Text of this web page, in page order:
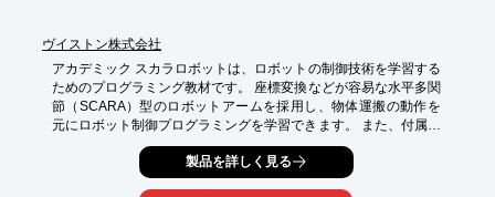
ヴイストン株式会社
アカデミック スカラロボットは、ロボットの制御技術を学習する
ためのプログラミング教材です。 座標変換などが容易な水平多関
節（SCARA）型のロボットアームを採用し、物体運搬の動作を
元にロボット制御プログラミングを学習できます。 また、付属の
ペンホルダに組み替えてボールペン等を装着でき、図形描画のプ
ログラミングも学習可能です。 本体は組み立て済みで、箱を開け
てすぐにプログラミングを開始できます。
製品を詳しく見る